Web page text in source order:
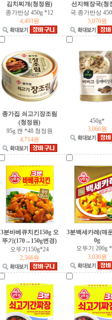
김치찌개(청정원)
종가반상 450g *12
4,493원
선지해장국(청
국.종가반상
5,070원
종가집 쇠고기장조림
(청정원)
95g 캔 *48 청정원
4,714원
450g*
3,066원
3분바베큐치킨150g 오
뚜기(170→150g변경)
오뚜기150g*24
2,566원
3분백세카레(매
0g
오뚜기 200g
3,036원